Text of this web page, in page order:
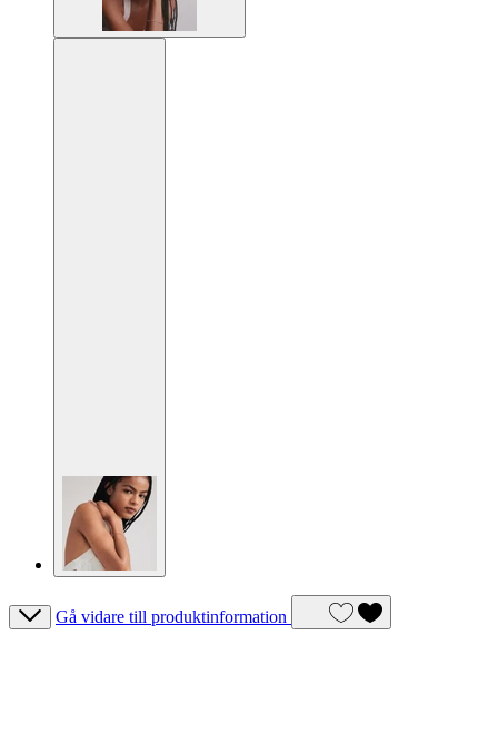
Gå vidare till produktinformation